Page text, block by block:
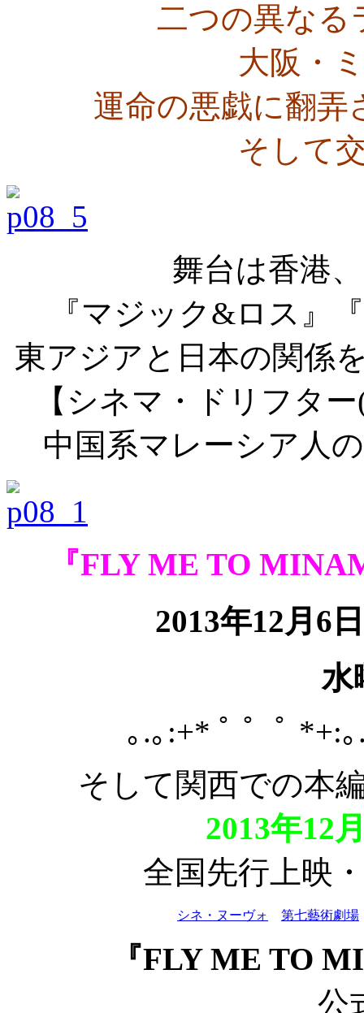
二つの異なる
大阪・
運命の悪戯に翻弄
そして
舞台は香港
『マジック&ロス』
東アジアと日本の関係
【シネマ・ドリフタ
中国系マレーシア人
『FLY ME TO
2013年12月6
水
｡.｡:+* ﾟ ゜ﾟ *+:
そして関西での本
2013年12
全国先行上映
シネ・ヌーヴォ 第七藝術劇場
『FLY ME TO
公